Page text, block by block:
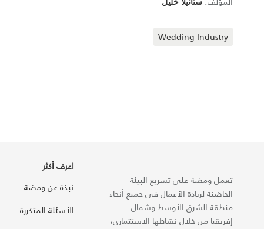
Wedding Industry
تعمل ومضة على تسريع البيئة
الحاضنة لريادة الأعمال في جميع أنحاء
منطقة الشرق الأوسط وشمال
إفريقيا من خلال نشاطها الاستثماري،
اعرف أكثر
نبذة عن ومضة
الأسئلة المتكررة